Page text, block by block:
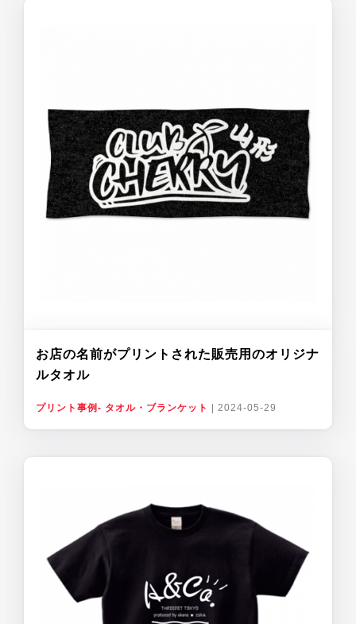
お店の名前がプリントされた販売用のオリジナ
ルタオル
プリント事例- タオル・ブランケット 2024-05-29